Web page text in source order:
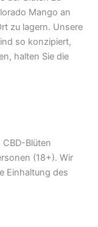
Mango an
zu lagern. Unsere
so konzipiert,
halten Sie die
Blüten
(18+). Wir
Einhaltung des